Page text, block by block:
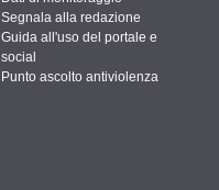
Segnala alla redazione
Guida all'uso del portale e
social
Punto ascolto antiviolenza